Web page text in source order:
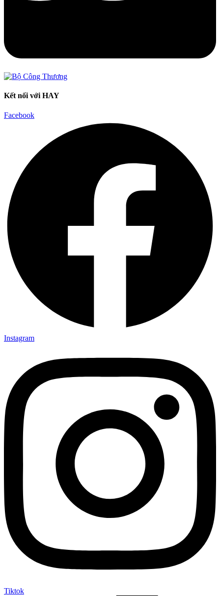
Kết nối với HAY
Facebook
Instagram
Tiktok